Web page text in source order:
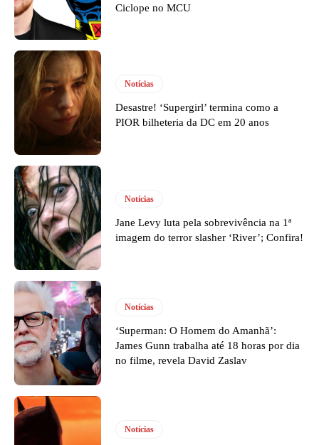
Ciclope no MCU
Notícias
Desastre! ‘Supergirl’ termina como a
PIOR bilheteria da DC em 20 anos
Notícias
Jane Levy luta pela sobrevivência na 1ª
imagem do terror slasher ‘River’; Confira!
Notícias
‘Superman: O Homem do Amanhã’:
James Gunn trabalha até 18 horas por dia
no filme, revela David Zaslav
Notícias